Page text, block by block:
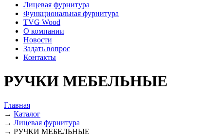
Лицевая фурнитура
Функциональная фурнитура
TVG Wood
О компании
Новости
Задать вопрос
Контакты
РУЧКИ МЕБЕЛЬНЫЕ
Главная
→ Каталог
→ Лицевая фурнитура
→ РУЧКИ МЕБЕЛЬНЫЕ